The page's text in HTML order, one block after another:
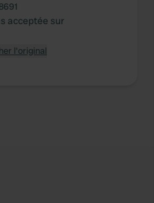
acceptée sur
l'original